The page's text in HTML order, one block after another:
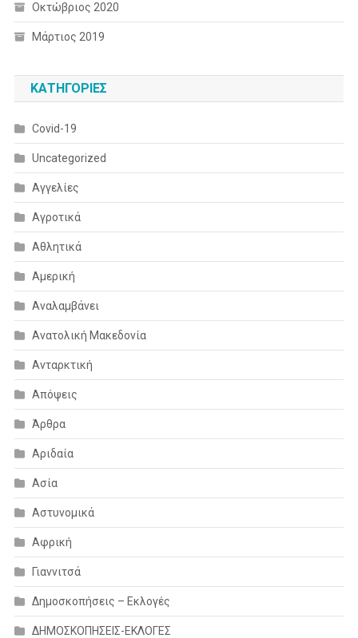
Οκτώβριος 2020
Μάρτιος 2019
KΑΤΗΓΟΡΊΕΣ
Covid-19
Uncategorized
Αγγελίες
Αγροτικά
Αθλητικά
Αμερική
Αναλαμβάνει
Ανατολική Μακεδονία
Ανταρκτική
Απόψεις
Άρθρα
Αριδαία
Ασία
Αστυνομικά
Αφρική
Γιαννιτσά
Δημοσκοπήσεις – Εκλογές
ΔΗΜΟΣΚΟΠΗΣΕΙΣ-ΕΚΛΟΓΕΣ